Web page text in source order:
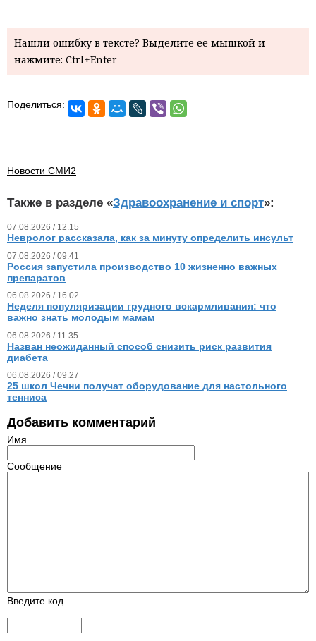
Нашли ошибку в тексте? Выделите ее мышкой и
нажмите: Ctrl+Enter
Поделиться:
Новости СМИ2
Также в разделе «Здравоохранение и спорт»:
07.08.2026 / 12.15
Невролог рассказала, как за минуту определить инсульт
07.08.2026 / 09.41
Россия запустила производство 10 жизненно важных
препаратов
06.08.2026 / 16.02
Неделя популяризации грудного вскармливания: что
важно знать молодым мамам
06.08.2026 / 11.35
Назван неожиданный способ снизить риск развития
диабета
06.08.2026 / 09.27
25 школ Чечни получат оборудование для настольного
тенниса
Добавить комментарий
Имя
Сообщение
Введите код